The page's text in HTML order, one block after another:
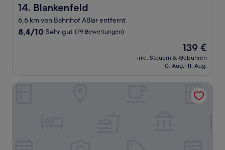
14. Blankenfeld
Blankenfeld
6,6 km von Bahnhof Aßlar entfernt
8.4
Bewertungen)
8,4/10 Sehr gut (79 Bewertungen)
Der
Preis
beträgt
139 €
inkl. Steuern & Gebühren
10. Aug.–11. Aug.